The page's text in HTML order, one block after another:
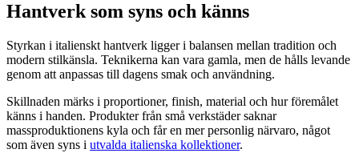
Hantverk som syns och känns
Styrkan i italienskt hantverk ligger i balansen mellan tradition och
modern stilkänsla. Teknikerna kan vara gamla, men de hålls levande
genom att anpassas till dagens smak och användning.
Skillnaden märks i proportioner, finish, material och hur föremålet
känns i handen. Produkter från små verkstäder saknar
massproduktionens kyla och får en mer personlig närvaro, något
som även syns i utvalda italienska kollektioner.